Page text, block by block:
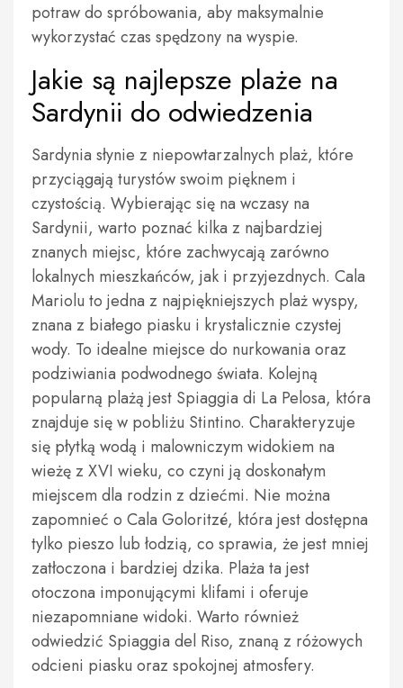
potraw do spróbowania, aby maksymalnie
wykorzystać czas spędzony na wyspie.
Jakie są najlepsze plaże na
Sardynii do odwiedzenia
Sardynia słynie z niepowtarzalnych plaż, które
przyciągają turystów swoim pięknem i
czystością. Wybierając się na wczasy na
Sardynii, warto poznać kilka z najbardziej
znanych miejsc, które zachwycają zarówno
lokalnych mieszkańców, jak i przyjezdnych. Cala
Mariolu to jedna z najpiękniejszych plaż wyspy,
znana z białego piasku i krystalicznie czystej
wody. To idealne miejsce do nurkowania oraz
podziwiania podwodnego świata. Kolejną
popularną plażą jest Spiaggia di La Pelosa, która
znajduje się w pobliżu Stintino. Charakteryzuje
się płytką wodą i malowniczym widokiem na
wieżę z XVI wieku, co czyni ją doskonałym
miejscem dla rodzin z dziećmi. Nie można
zapomnieć o Cala Goloritzé, która jest dostępna
tylko pieszo lub łodzią, co sprawia, że jest mniej
zatłoczona i bardziej dzika. Plaża ta jest
otoczona imponującymi klifami i oferuje
niezapomniane widoki. Warto również
odwiedzić Spiaggia del Riso, znaną z różowych
odcieni piasku oraz spokojnej atmosfery.